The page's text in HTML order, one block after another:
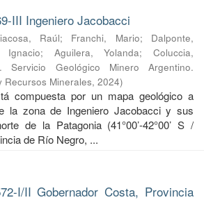
III Ingeniero Jacobacci
Raúl; Franchi, Mario; Dalponte,
Ignacio; Aguilera, Yolanda;Coluccia,
Servicio Geológico Minero Argentino.
Minerales, 2024)
compuesta por un mapa geológico a
la zona de Ingeniero Jacobacci y sus
de la Patagonia (41°00’-42°00’ S /
de Río Negro, ...
I/II Gobernador Costa, Provincia